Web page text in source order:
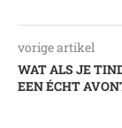
vorige artikel
WAT ALS JE
EEN ÉCHT